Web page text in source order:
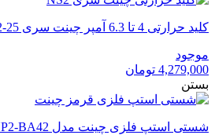
کلید حرارتی 4 تا 6.3 آمپر چینت سری NS2-25
موجود
4,279,000 تومان
بستن
شستی استپ فلزی چینت مدل NP2-BA42